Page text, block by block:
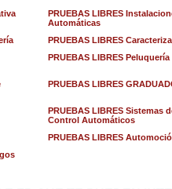
PRUEBAS LIBRES
Automáticas
PRUEBAS LIBRES
PRUEBAS LIBRES Peluquería
PRUEBAS LIBRES
PRUEBAS LIBRES Sistemas
Control Automáticos
PRUEBAS LIBRES